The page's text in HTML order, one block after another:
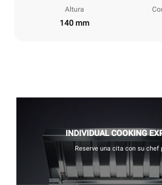
Altura
140 mm
INDIVIDUAL COOKING
Reserve una cita con su chef